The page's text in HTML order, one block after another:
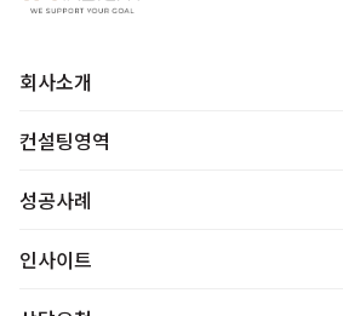
회사소개
컨설팅영역
성공사례
인사이트